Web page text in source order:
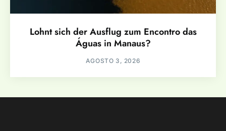
Lohnt sich der Ausflug zum Encontro das
Águas in Manaus?
AGOSTO 3, 2026